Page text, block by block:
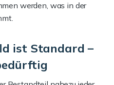
werden, was in der
ist Standard –